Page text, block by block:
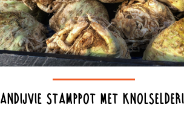
Andijvie stamppot met